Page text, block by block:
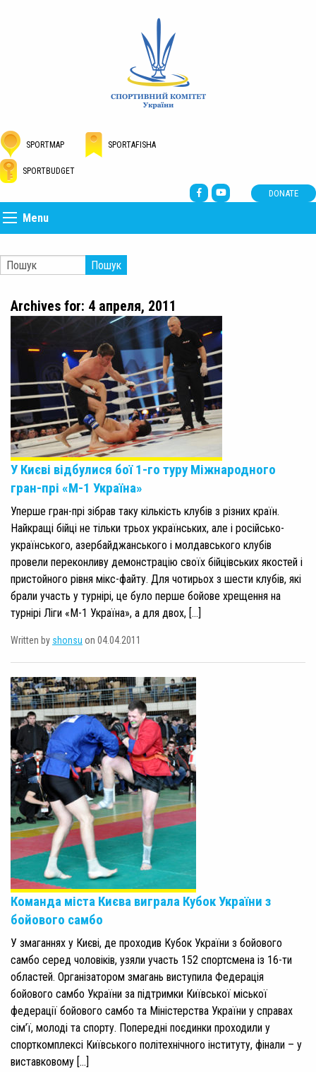
SPORTMAP SPORTAFISHA
SPORTBUDGET
DONATE
Menu
Пошук
Archives for: 4 апреля, 2011
У Києві відбулися бої 1-го туру Міжнародного
гран-прі «М-1 Україна»
Уперше гран-прі зібрав таку кількість клубів з різних країн.
Найкращі бійці не тільки трьох українських, але і російсько-
українського, азербайджанського і молдавського клубів
провели переконливу демонстрацію своїх бійцівських якостей і
пристойного рівня мікс-файту. Для чотирьох з шести клубів, які
брали участь у турнірі, це було перше бойове хрещення на
турнірі Ліги «М-1 Україна», а для двох, […]
Written by shonsu on 04.04.2011
Команда міста Києва виграла Кубок України з
бойового самбо
У змаганнях у Києві, де проходив Кубок України з бойового
самбо серед чоловіків, узяли участь 152 спортсмена із 16-ти
областей. Організатором змагань виступила Федерація
бойового самбо України за підтримки Київської міської
федерації бойового самбо та Міністерства України у справах
сім’ї, молоді та спорту. Попередні поєдинки проходили у
спорткомплексі Київського політехнічного інституту, фінали – у
виставковому […]